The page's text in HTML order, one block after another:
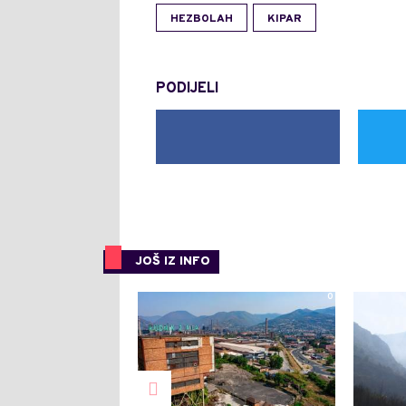
HEZBOLAH KIPAR
PODIJELI
JOŠ IZ INFO
0